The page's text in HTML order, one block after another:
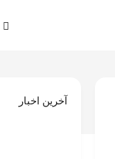
آخرین اخبار